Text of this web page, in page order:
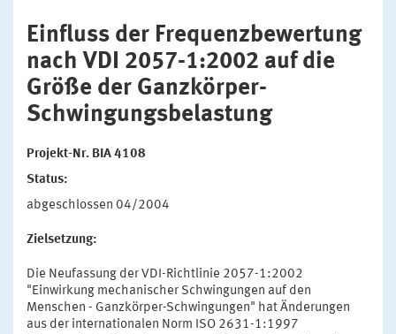
Einfluss der Frequenzbewertung
nach VDI 2057-1:2002 auf die
Größe der Ganzkörper-
Schwingungsbelastung
Projekt-Nr. BIA 4108
Status:
abgeschlossen 04/2004
Zielsetzung:
Die Neufassung der VDI-Richtlinie 2057-1:2002
"Einwirkung mechanischer Schwingungen auf den
Menschen - Ganzkörper-Schwingungen" hat Änderungen
aus der internationalen Norm ISO 2631-1:1997